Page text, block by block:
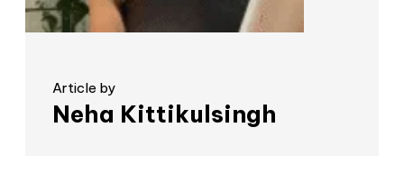
Article by
Neha Kittikulsingh